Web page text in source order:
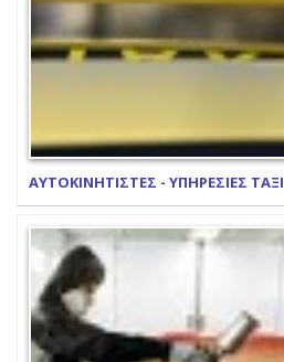
ΑΥΤΟΚΙΝΗΤΙΣΤΕΣ - ΥΠΗΡΕΣΙΕΣ ΤΑΞΙ